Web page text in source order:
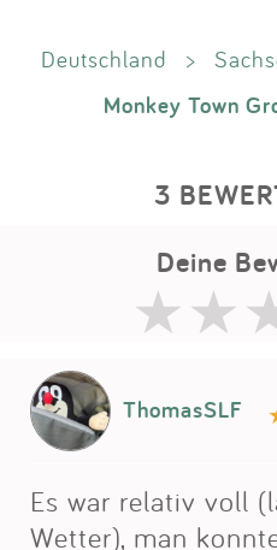
Deutschland >
Monkey Town
3
Deine
ThomasSLF
Es war relativ voll
Wetter), man